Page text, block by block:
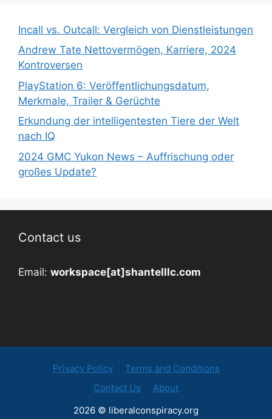
Incall vs. Outcall: Vergleich von Dienstleistungen
Andrew Tate Nettovermögen, Karriere, 2024
Kontroversen
PlayStation 6: Veröffentlichungsdatum,
Merkmale, Trailer & Gerüchte
Erkundung der intelligentesten Tiere der Welt
nach IQ
2024 GMC Yukon News – Auffrischung oder
großes Update?
Contact us
Email: workspace[at]shantelllc.com
Privacy Policy
Terms and Conditions
Contact Us
About
2026 © liberalconspiracy.org